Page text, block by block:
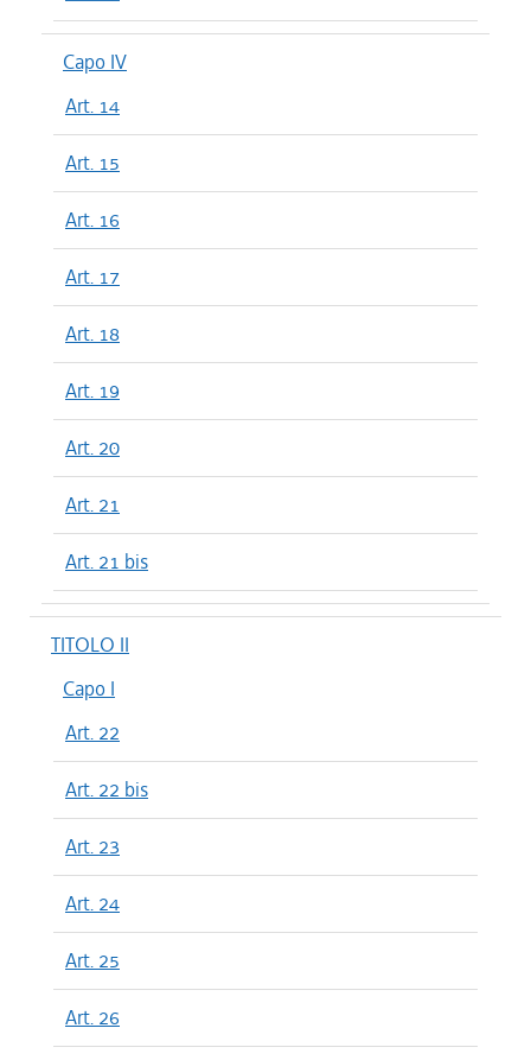
Capo IV
Art. 14
Art. 15
Art. 16
Art. 17
Art. 18
Art. 19
Art. 20
Art. 21
Art. 21 bis
TITOLO II
Capo I
Art. 22
Art. 22 bis
Art. 23
Art. 24
Art. 25
Art. 26